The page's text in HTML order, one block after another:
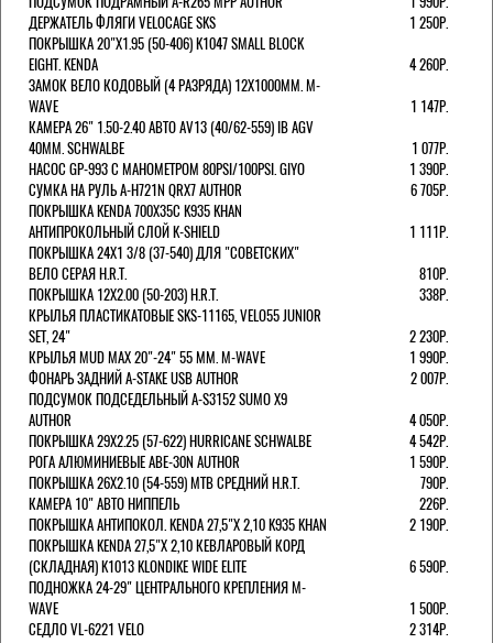
ДЕРЖАТЕЛЬ ФЛЯГИ VELOCAGE SKS
1 250Р.
ПОКРЫШКА 20"Х1.95 (50-406) K1047 SMALL BLOCK
EIGHT. KENDA
4 260Р.
ЗАМОК ВЕЛО КОДОВЫЙ (4 РАЗРЯДА) 12Х1000ММ. M-
WAVE
1 147Р.
КАМЕРА 26" 1.50-2.40 АВТО AV13 (40/62-559) IB AGV
40MM. SCHWALBE
1 077Р.
НАСОС GP-993 С МАНОМЕТРОМ 80PSI/100PSI. GIYO
1 390Р.
СУМКА НА РУЛЬ A-H721N QRX7 AUTHOR
6 705Р.
ПОКРЫШКА KENDA 700Х35С K935 KHAN
АНТИПРОКОЛЬНЫЙ СЛОЙ K-SHIELD
1 111Р.
ПОКРЫШКА 24X1 3/8 (37-540) ДЛЯ "СОВЕТСКИХ"
ВЕЛО СЕРАЯ H.R.T.
810Р.
ПОКРЫШКА 12X2.00 (50-203) H.R.T.
338Р.
КРЫЛЬЯ ПЛАСТИКАТОВЫЕ SKS-11165, VELO55 JUNIOR
SET, 24"
2 230Р.
КРЫЛЬЯ MUD MAX 20"-24" 55 ММ. M-WAVE
1 990Р.
ФОНАРЬ ЗАДНИЙ A-STAKE USB AUTHOR
2 007Р.
ПОДСУМОК ПОДСЕДЕЛЬНЫЙ A-S3152 SUMO X9
AUTHOR
4 050Р.
ПОКРЫШКА 29X2.25 (57-622) HURRICANE SCHWALBE
4 542Р.
РОГА АЛЮМИНИЕВЫЕ ABE-30N AUTHOR
1 590Р.
ПОКРЫШКА 26X2.10 (54-559) MTB СРЕДНИЙ H.R.T.
790Р.
КАМЕРА 10" АВТО НИППЕЛЬ
226Р.
ПОКРЫШКА АНТИПОКОЛ. KENDA 27,5"Х 2,10 K935 KHAN
2 190Р.
ПОКРЫШКА KENDA 27,5"Х 2,10 КЕВЛАРОВЫЙ КОРД
(СКЛАДНАЯ) K1013 KLONDIKE WIDE ELITE
6 590Р.
ПОДНОЖКА 24-29" ЦЕНТРАЛЬНОГО КРЕПЛЕНИЯ M-
WAVE
1 500Р.
СЕДЛО VL-6221 VELO
2 314Р.